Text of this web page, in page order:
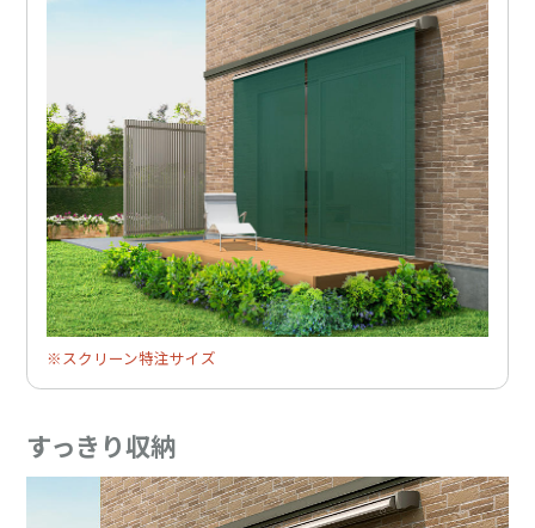
※スクリーン特注サイズ
すっきり収納